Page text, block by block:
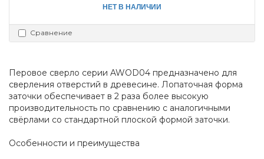
НЕТ В НАЛИЧИИ
Сравнение
Перовое сверло серии AWOD04 предназначено для
сверления отверстий в древесине. Лопаточная форма
заточки обеспечивает в 2 раза более высокую
производительность по сравнению с аналогичными
свёрлами со стандартной плоской формой заточки.
Особенности и преимущества